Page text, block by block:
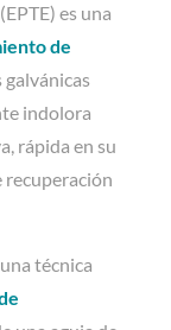
es una
de
indolora
rápida en su
recuperación
técnica